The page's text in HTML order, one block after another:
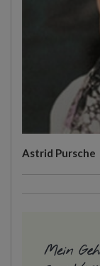
Astrid Pursche